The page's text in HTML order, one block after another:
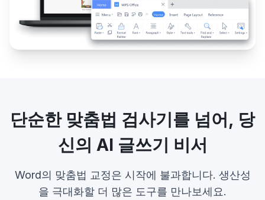
단순한 맞춤법 검사기를 넘어, 당
신의 AI 글쓰기 비서
Word의 맞춤법 교정은 시작에 불과합니다. 생산성
을 극대화할 더 많은 도구를 만나보세요.